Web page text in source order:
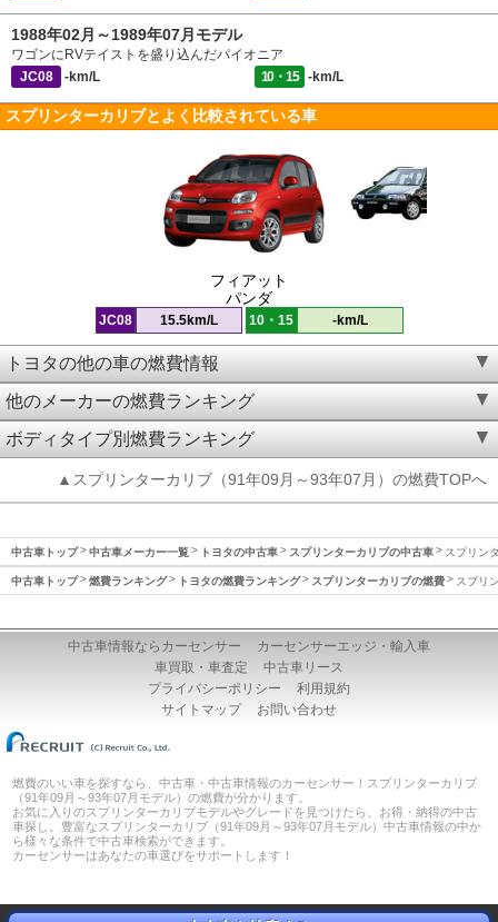
1988年02月～1989年07月モデル
ワゴンにRVテイストを盛り込んだパイオニア
JC08
-km/L 10・15 -km/L
スプリンターカリブとよく比較されている車
フィアット
パンダ
JC08 15.5km/L 10・15 -km/L
トヨタの他の車の燃費情報
他のメーカーの燃費ランキング
ボディタイプ別燃費ランキング
▲スプリンターカリブ（91年09月～93年07月）の燃費TOPへ
中古車トップ 中古車メーカー一覧 トヨタの中古車 スプリンターカリブの中古車 スプリン
中古車トップ 燃費ランキング トヨタの燃費ランキング スプリンターカリブの燃費 スプリ
中古車情報ならカーセンサー
カーセンサーエッジ・輸入車
車買取・車査定
中古車リース
プライバシーポリシー
利用規約
サイトマップ
お問い合わせ
燃費のいい車を探すなら、中古車・中古車情報のカーセンサー！スプリンターカリブ
（91年09月～93年07月モデル）の燃費が分かります。
お気に入りのスプリンターカリブモデルやグレードを見つけたら、お得・納得の中古
車探し。豊富なスプリンターカリブ（91年09月～93年07月モデル）中古車情報の中か
ら様々な条件で中古車検索ができます。
カーセンサーはあなたの車選びをサポートします！